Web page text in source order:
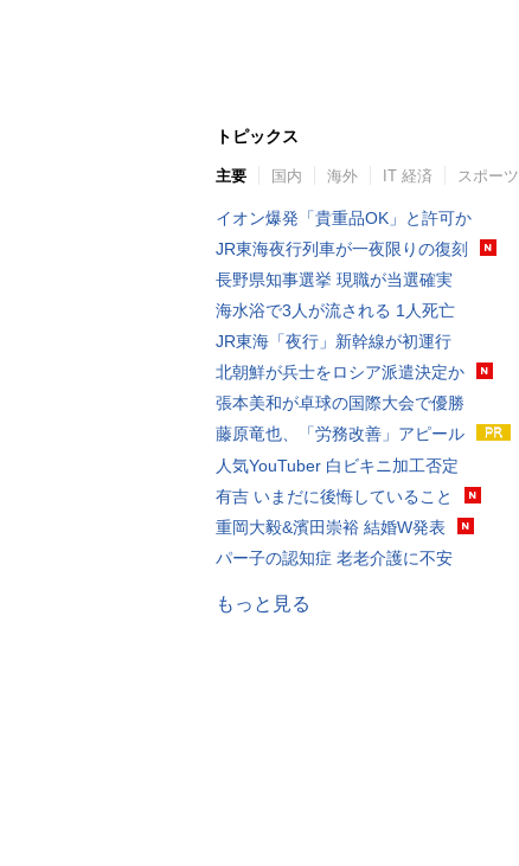
トピックス
主要 国内 海外 IT 経済 スポーツ
イオン爆発「貴重品OK」と許可か
JR東海夜行列車が一夜限りの復刻
長野県知事選挙 現職が当選確実
海水浴で3人が流される 1人死亡
JR東海「夜行」新幹線が初運行
北朝鮮が兵士をロシア派遣決定か
張本美和が卓球の国際大会で優勝
藤原竜也、「労務改善」アピール
人気YouTuber 白ビキニ加工否定
有吉 いまだに後悔していること
重岡大毅&濱田崇裕 結婚W発表
パー子の認知症 老老介護に不安
もっと見る